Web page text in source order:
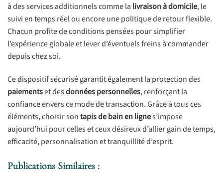
à des services additionnels comme la livraison à domicile, le
suivi en temps réel ou encore une politique de retour flexible.
Chacun profite de conditions pensées pour simplifier
l’expérience globale et lever d’éventuels freins à commander
depuis chez soi.
Ce dispositif sécurisé garantit également la protection des
paiementset desdonnées personnelles, renforçant la
confiance envers ce mode de transaction. Grâce à tous ces
éléments, choisir sontapis de bain en lignes’impose
aujourd’hui pour celles et ceux désireux d’allier gain de temps,
efficacité, personnalisation et tranquillité d’esprit.
Publications Similaires :